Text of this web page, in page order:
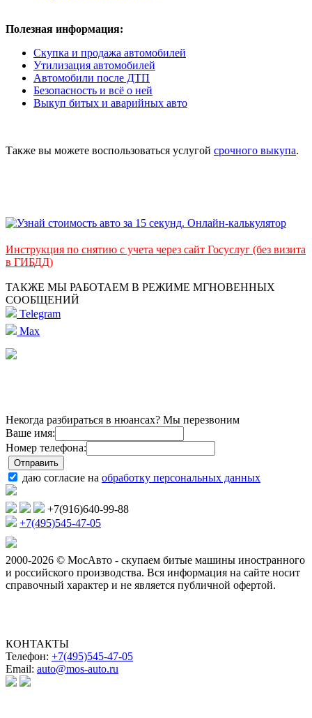
Полезная информация:
Скупка и продажа автомобилей
Утилизация автомобилей
Автомобили после ДТП
Безопасность и всё о ней
Выкуп битых и аварийных авто
Также вы можете воспользоваться услугой срочного выкупа.
Инструкция по снятию с учета через сайт Госуслуг (без визита
в ГИБДД)
ТАКЖЕ МЫ РАБОТАЕМ В РЕЖИМЕ МГНОВЕННЫХ
СООБЩЕНИЙ
Telegram
Max
Некогда разбираться в нюансах? Мы перезвоним
Ваше имя:
Номер телефона:
даю согласие на обработку персональных данных
+7(916)640-99-88
+7(495)545-47-05
2000-2026 © МосАвто - скупаем битые машины иностранного
и российского производства. Вся информация на сайте носит
справочный характер и не является публичной офертой.
КОНТАКТЫ
Телефон: +7(495)545-47-05
Email: auto@mos-auto.ru